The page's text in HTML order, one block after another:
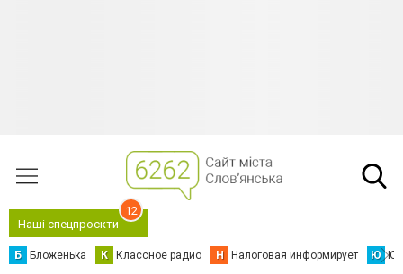
Наші спецпроєкти
12
Б Бложенька К Классное радио Н Налоговая информирует Ю